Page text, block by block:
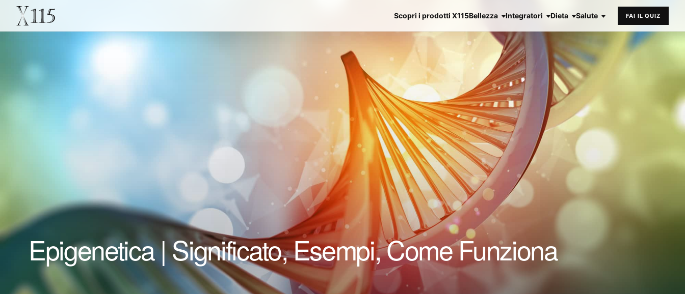
Scopri i prodotti X115Bellezza Integratori Dieta Salute FAI IL QUIZ
Epigenetica | Significato, Esempi, Come Funziona